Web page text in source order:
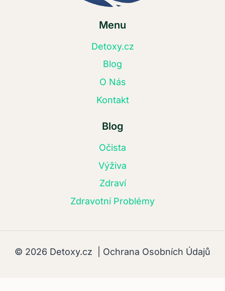
Menu
Detoxy.cz
Blog
O Nás
Kontakt
Blog
Očista
Výživa
Zdraví
Zdravotní Problémy
© 2026 Detoxy.cz | Ochrana Osobních Údajů